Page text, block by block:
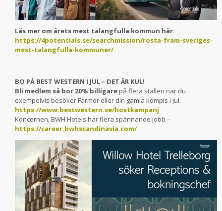
Läs mer om årets mest talangfulla kommun här:
https://4potentials.se/searchmission/rosta-fram-sveriges-
mest-talangfulla-kommuner/
BO PÅ BEST WESTERN I JUL – DET ÄR KUL!
Bli medlem så bor 20% billigare på flera ställen när du
exempelvis besöker Farmor eller din gamla kompis i jul.
https://www.bestwestern.se/hostkampanj
Koncernen, BWH Hotels har flera spännande jobb –
https://career.bwhscandinavia.com/